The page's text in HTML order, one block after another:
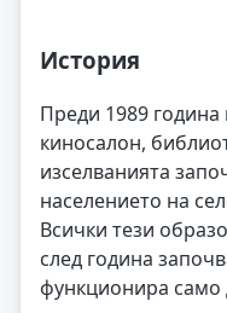
История
Преди 1989
киносалон,
изселванията
населението на
Всички тези
след година
функционира само